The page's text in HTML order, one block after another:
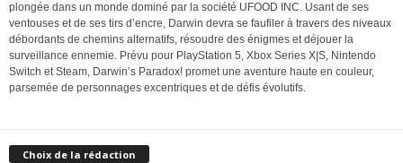
plongée dans un monde dominé par la société UFOOD INC. Usant de ses
ventouses et de ses tirs d’encre, Darwin devra se faufiler à travers des niveaux
débordants de chemins alternatifs, résoudre des énigmes et déjouer la
surveillance ennemie. Prévu pour PlayStation 5, Xbox Series X|S, Nintendo
Switch et Steam, Darwin’s Paradox! promet une aventure haute en couleur,
parsemée de personnages excentriques et de défis évolutifs.
Choix de la rédaction